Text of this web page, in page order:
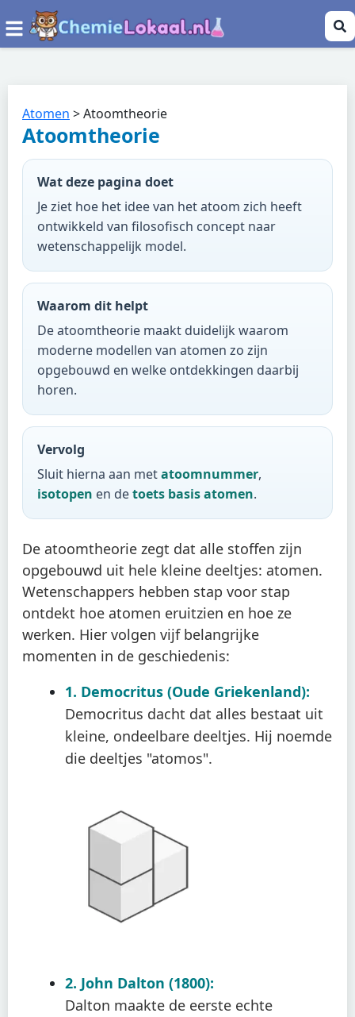
Atomen >Atoomtheorie
Atoomtheorie
Wat deze pagina doet
Je ziet hoe het idee van het atoom zich heeft
ontwikkeld van filosofisch concept naar
wetenschappelijk model.
Waarom dit helpt
De atoomtheorie maakt duidelijk waarom
moderne modellen van atomen zo zijn
opgebouwd en welke ontdekkingen daarbij
horen.
Vervolg
Sluit hierna aan metatoomnummer,
isotopen en detoets basis atomen.
De atoomtheorie zegt dat alle stoffen zijn
opgebouwd uit hele kleine deeltjes: atomen.
Wetenschappers hebben stap voor stap
ontdekt hoe atomen eruitzien en hoe ze
werken. Hier volgen vijf belangrijke
momenten in de geschiedenis:
1. Democritus (Oude Griekenland):
Democritus dacht dat alles bestaat uit
kleine, ondeelbare deeltjes. Hij noemde
die deeltjes "atomos".
2. John Dalton (1800):
Dalton maakte de eerste echte